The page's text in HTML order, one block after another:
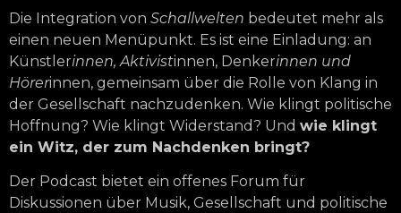
Die Integration von Schallwelten bedeutet mehr als
einen neuen Menüpunkt. Es ist eine Einladung: an
Künstlerinnen, Aktivistinnen, Denkerinnen und
Hörerinnen, gemeinsam über die Rolle von Klang in
der Gesellschaft nachzudenken. Wie klingt politische
Hoffnung? Wie klingt Widerstand? Und wie klingt
ein Witz, der zum Nachdenken bringt?
Der Podcast bietet ein offenes Forum für
Diskussionen über Musik, Gesellschaft und politische